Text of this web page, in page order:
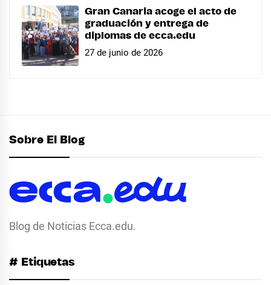
Gran Canaria acoge el acto de
graduación y entrega de
diplomas de ecca.edu
27 de junio de 2026
Sobre El Blog
Blog de Noticias Ecca.edu.
# Etiquetas